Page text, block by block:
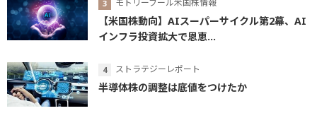
モトリーフール米国株情報
【米国株動向】AIスーパーサイクル第2幕、AI
インフラ投資拡大で恩恵...
ストラテジーレポート
半導体株の調整は底値をつけたか